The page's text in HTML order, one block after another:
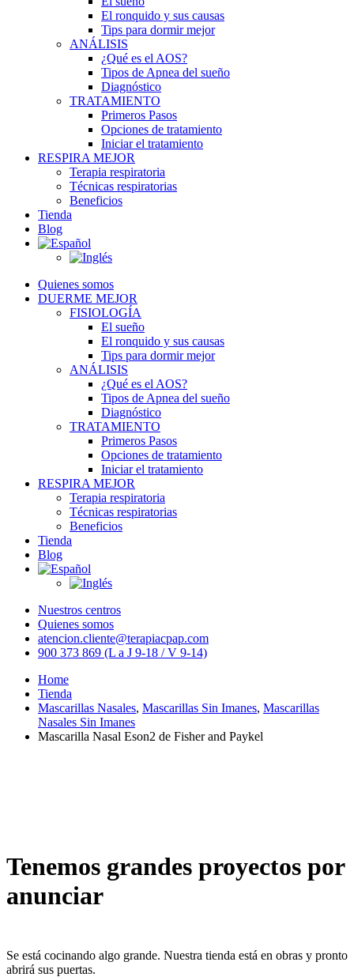
El ronquido y sus causas
Tips para dormir mejor
ANÁLISIS
¿Qué es el AOS?
Tipos de Apnea del sueño
Diagnóstico
TRATAMIENTO
Primeros Pasos
Opciones de tratamiento
Iniciar el tratamiento
RESPIRA MEJOR
Terapia respiratoria
Técnicas respiratorias
Beneficios
Tienda
Blog
Quienes somos
DUERME MEJOR
FISIOLOGÍA
El sueño
El ronquido y sus causas
Tips para dormir mejor
ANÁLISIS
¿Qué es el AOS?
Tipos de Apnea del sueño
Diagnóstico
TRATAMIENTO
Primeros Pasos
Opciones de tratamiento
Iniciar el tratamiento
RESPIRA MEJOR
Terapia respiratoria
Técnicas respiratorias
Beneficios
Tienda
Blog
Nuestros centros
Quienes somos
atencion.cliente@terapiacpap.com
900 373 869 (L a J 9-18 / V 9-14)
Home
Tienda
Mascarillas Nasales, Mascarillas Sin Imanes, Mascarillas
Nasales Sin Imanes
Mascarilla Nasal Eson2 de Fisher and Paykel
Tenemos grandes proyectos por
anunciar
Se está cocinando algo grande. Nuestra tienda está en obras y pronto
abrirá sus puertas.